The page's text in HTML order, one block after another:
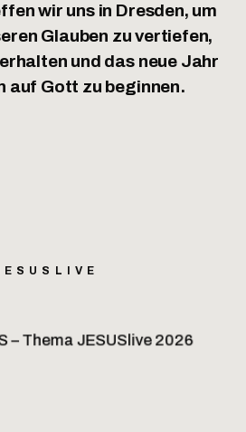
wir uns in Dresden, um
Glauben zu vertiefen,
und das neue Jahr
auf Gott zu beginnen.